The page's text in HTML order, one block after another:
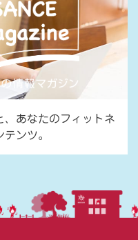
、あなたのフィットネ
ンツ。